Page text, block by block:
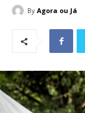
By Agora ou Já